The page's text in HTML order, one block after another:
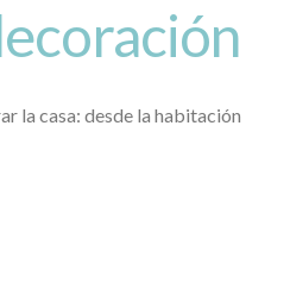
la casa: desde la habitación